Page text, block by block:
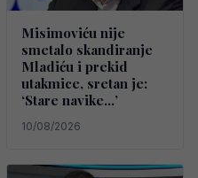
Misimoviću nije
smetalo skandiranje
Mladiću i prekid
utakmice, sretan je:
‘Stare navike…’
10/08/2026